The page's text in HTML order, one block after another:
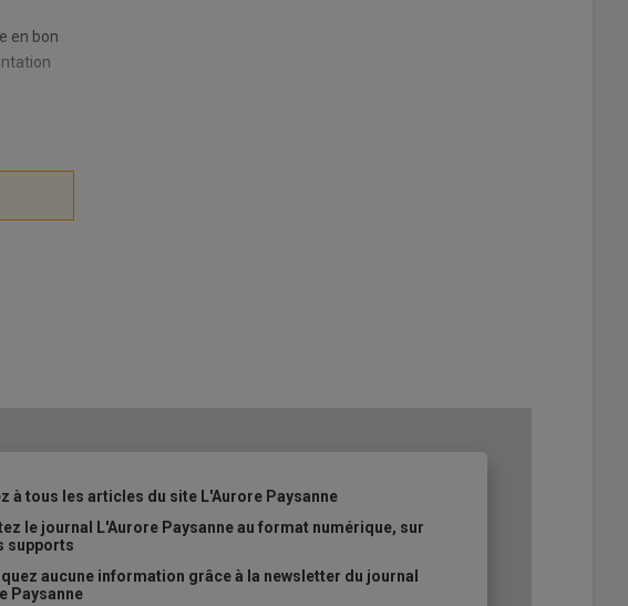
en bon
à tous les articles du site L'Aurore Paysanne
le journal L'Aurore Paysanne au format numérique, sur
supports
aucune information grâce à la newsletter du journal
Paysanne